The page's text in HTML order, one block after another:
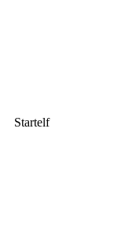
Startelf